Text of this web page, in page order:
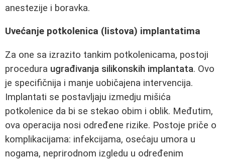
anestezije i boravka.
Uvećanje potkolenica (listova) implantatima
Za one sa izrazito tankim potkolenicama, postoji
procedura ugrađivanja silikonskih implantata. Ovo
je specifičnija i manje uobičajena intervencija.
Implantati se postavljaju izmedju mišića
potkolenice da bi se stekao obim i oblik. Međutim,
ova operacija nosi određene rizike. Postoje priče o
komplikacijama: infekcijama, osećaju umora u
nogama, neprirodnom izgledu u određenim